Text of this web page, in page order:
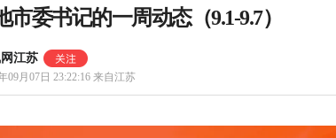
市委书记的一周动态（9.1-9.7）
江苏
09月07日 23:22:16 来自江苏